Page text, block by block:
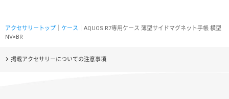
アクセサリートップ ケース ｜AQUOS R7専用ケース 薄型サイドマグネット手帳 横型
NV×BR
掲載アクセサリーについての注意事項